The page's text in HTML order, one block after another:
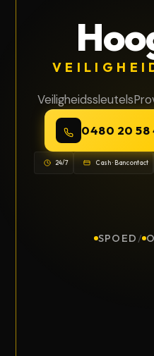
Veiligheidssleutels
0480 20 58
24/7 Cash · Bancontact
SPOED /